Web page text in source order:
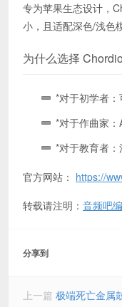
专为苹果生态设计，
小，且适配深色/浅色
为什么选择
*对于初学者：
*对于作曲家：
*对于教育者：
官方网站： https://
转载请注明： 音频吧
分享到
上一篇 极端死亡金属